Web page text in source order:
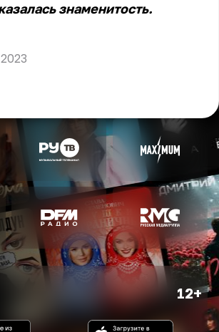
знаменитость.
12+